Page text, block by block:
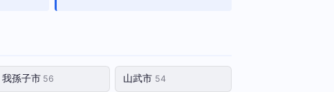
我孫子市 56 山武市 54